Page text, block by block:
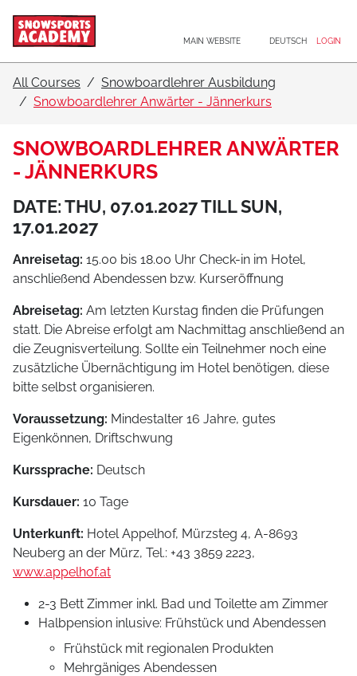
MAIN WEBSITE DEUTSCH LOGIN
All Courses
Snowboardlehrer Ausbildung
Snowboardlehrer Anwärter - Jännerkurs
SNOWBOARDLEHRER ANWÄRTER
- JÄNNERKURS
DATE: THU, 07.01.2027 TILL SUN,
17.01.2027
Anreisetag: 15.00 bis 18.00 Uhr Check-in im Hotel,
anschließend Abendessen bzw. Kurseröffnung
Abreisetag: Am letzten Kurstag finden die Prüfungen
statt. Die Abreise erfolgt am Nachmittag anschließend an
die Zeugnisverteilung. Sollte ein Teilnehmer noch eine
zusätzliche Übernächtigung im Hotel benötigen, diese
bitte selbst organisieren.
Voraussetzung: Mindestalter 16 Jahre, gutes
Eigenkönnen, Driftschwung
Kurssprache: Deutsch
Kursdauer: 10 Tage
Unterkunft: Hotel Appelhof, Mürzsteg 4, A-8693
Neuberg an der Mürz, Tel.: +43 3859 2223,
www.appelhof.at
2-3 Bett Zimmer inkl. Bad und Toilette am Zimmer
Halbpension inlusive: Frühstück und Abendessen
Frühstück mit regionalen Produkten
Mehrgäniges Abendessen